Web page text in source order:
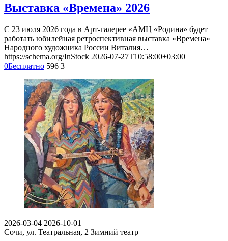
Выставка «Времена» 2026
С 23 июля 2026 года в Арт-галерее «АМЦ «Родина» будет
работать юбилейная ретроспективная выставка «Времена»
Народного художника России Виталия…
https://schema.org/InStock 2026-07-27T10:58:00+03:00
0Бесплатно 596 3
2026-03-04 2026-10-01
Сочи, ул. Театральная, 2 Зимний театр